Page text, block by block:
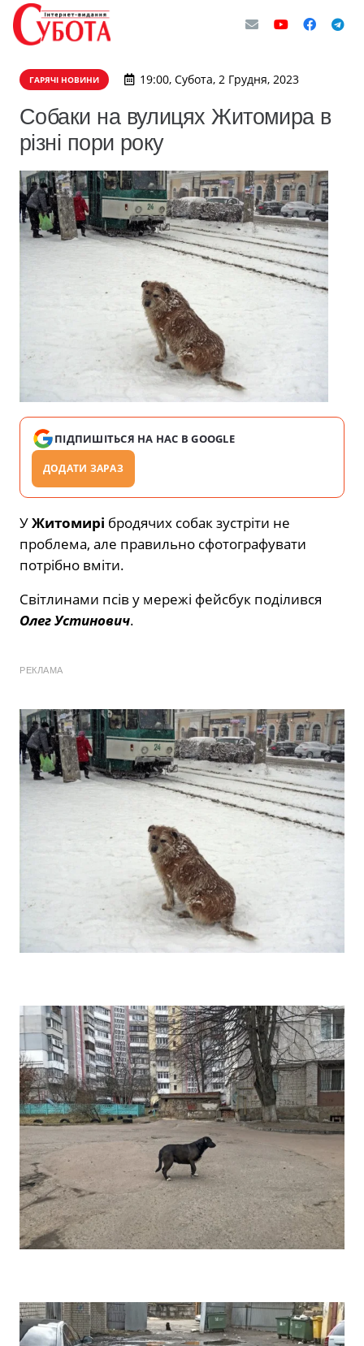
ГАРЯЧІ НОВИНИ 19:00, Субота, 2 Грудня, 2023
Собаки на вулицях Житомира в
різні пори року
ПІДПИШІТЬСЯ НА НАС В GOOGLE
ДОДАТИ ЗАРАЗ
УЖитомирі бродячих собак зустріти не
проблема, але правильно сфотографувати
потрібно вміти.
Світлинами псів у мережі фейсбук поділився
Олег Устинович.
РЕКЛАМА